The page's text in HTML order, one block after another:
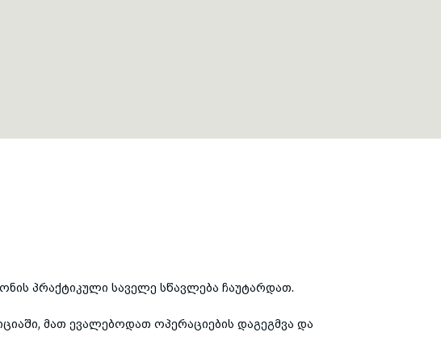
პრაქტიკული საველე სწავლება ჩაუტარდათ.
მათ ევალებოდათ ოპერაციების დაგეგმვა და